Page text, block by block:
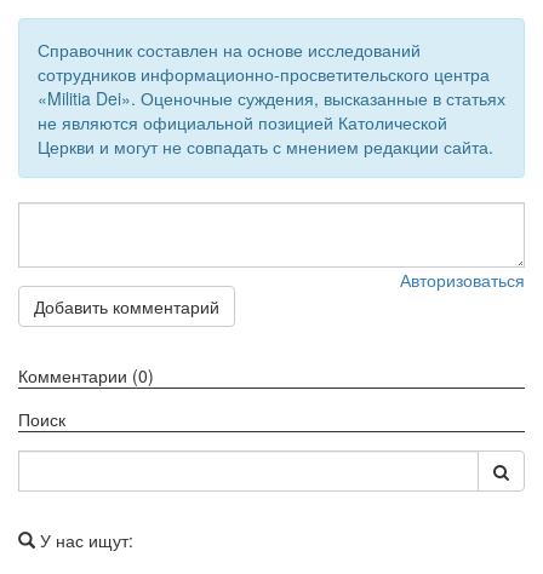
Справочник составлен на основе исследований
сотрудников информационно-просветительского центра
«Militia Dei». Оценочные суждения, высказанные в статьях
не являются официальной позицией Католической
Церкви и могут не совпадать с мнением редакции сайта.
Авторизоваться
Добавить комментарий
Комментарии (0)
Поиск
У нас ищут: